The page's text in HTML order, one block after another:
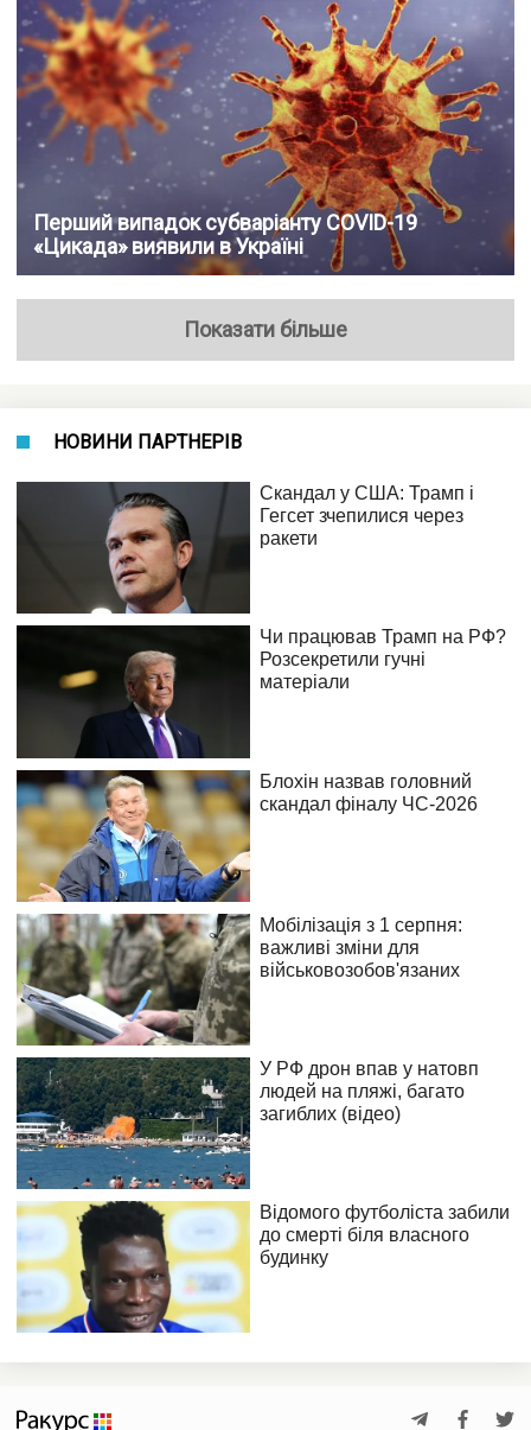
Перший випадок субваріанту COVID-19
«Цикада» виявили в Україні
Показати більше
НОВИНИ ПАРТНЕРІВ